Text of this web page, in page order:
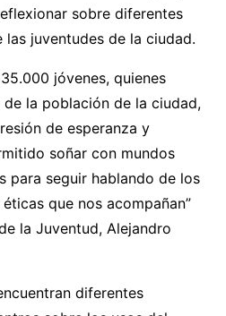
sobre diferentes
juventudes de la ciudad.
jóvenes, quienes
la población de la ciudad,
de esperanza y
soñar con mundos
para seguir hablando de los
que nos acompañan”
la Juventud, Alejandro
diferentes